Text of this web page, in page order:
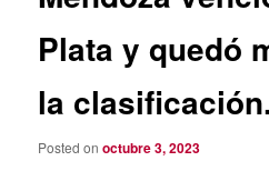
Plata y quedó
la clasificación.
Posted onoctubre 3, 2023